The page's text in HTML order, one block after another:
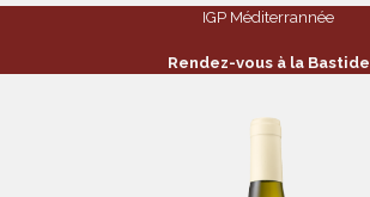
IGP Méditerrannée
Rendez-vous à la Bastide